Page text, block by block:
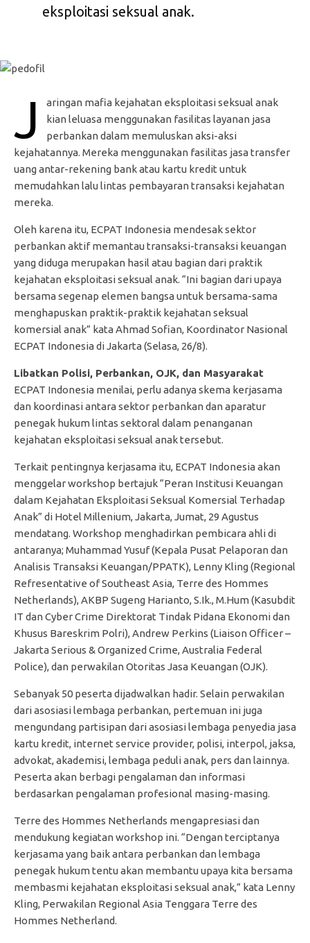
eksploitasi seksual anak.
J
aringan mafia kejahatan eksploitasi seksual anak
kian leluasa menggunakan fasilitas layanan jasa
perbankan dalam memuluskan aksi-aksi
kejahatannya. Mereka menggunakan fasilitas jasa transfer
uang antar-rekening bank atau kartu kredit untuk
memudahkan lalu lintas pembayaran transaksi kejahatan
mereka.
Oleh karena itu, ECPAT Indonesia mendesak sektor
perbankan aktif memantau transaksi-transaksi keuangan
yang diduga merupakan hasil atau bagian dari praktik
kejahatan eksploitasi seksual anak. “Ini bagian dari upaya
bersama segenap elemen bangsa untuk bersama-sama
menghapuskan praktik-praktik kejahatan seksual
komersial anak” kata Ahmad Sofian, Koordinator Nasional
ECPAT Indonesia di Jakarta (Selasa, 26/8).
Libatkan Polisi, Perbankan, OJK, dan Masyarakat
ECPAT Indonesia menilai, perlu adanya skema kerjasama
dan koordinasi antara sektor perbankan dan aparatur
penegak hukum lintas sektoral dalam penanganan
kejahatan eksploitasi seksual anak tersebut.
Terkait pentingnya kerjasama itu, ECPAT Indonesia akan
menggelar workshop bertajuk “Peran Institusi Keuangan
dalam Kejahatan Eksploitasi Seksual Komersial Terhadap
Anak” di Hotel Millenium, Jakarta, Jumat, 29 Agustus
mendatang. Workshop menghadirkan pembicara ahli di
antaranya; Muhammad Yusuf (Kepala Pusat Pelaporan dan
Analisis Transaksi Keuangan/PPATK), Lenny Kling (Regional
Refresentative of Southeast Asia, Terre des Hommes
Netherlands), AKBP Sugeng Harianto, S.Ik., M.Hum (Kasubdit
IT dan Cyber Crime Direktorat Tindak Pidana Ekonomi dan
Khusus Bareskrim Polri), Andrew Perkins (Liaison Officer –
Jakarta Serious & Organized Crime, Australia Federal
Police), dan perwakilan Otoritas Jasa Keuangan (OJK).
Sebanyak 50 peserta dijadwalkan hadir. Selain perwakilan
dari asosiasi lembaga perbankan, pertemuan ini juga
mengundang partisipan dari asosiasi lembaga penyedia jasa
kartu kredit, internet service provider, polisi, interpol, jaksa,
advokat, akademisi, lembaga peduli anak, pers dan lainnya.
Peserta akan berbagi pengalaman dan informasi
berdasarkan pengalaman profesional masing-masing.
Terre des Hommes Netherlands mengapresiasi dan
mendukung kegiatan workshop ini. “Dengan terciptanya
kerjasama yang baik antara perbankan dan lembaga
penegak hukum tentu akan membantu upaya kita bersama
membasmi kejahatan eksploitasi seksual anak,” kata Lenny
Kling, Perwakilan Regional Asia Tenggara Terre des
Hommes Netherland.